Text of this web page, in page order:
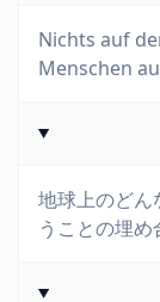
Nichts auf
Menschen
地球上のどん
うことの埋め